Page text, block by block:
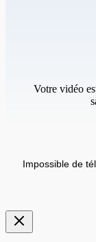
Votre vidéo
Impossible de